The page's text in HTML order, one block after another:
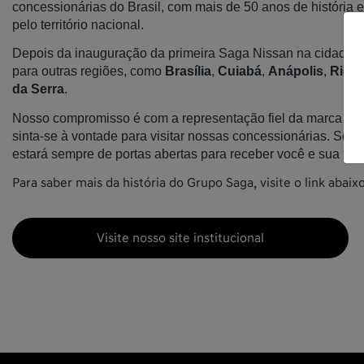
concessionárias do Brasil, com mais de 50 anos de história
pelo território nacional.
Depois da inauguração da primeira Saga Nissan na cidade de
para outras regiões, como Brasília, Cuiabá, Anápolis, Rio
da Serra.
Nosso compromisso é com a representação fiel da marca e
sinta-se à vontade para visitar nossas concessionárias.
estará sempre de portas abertas para receber você e sua
Para saber mais da história do Grupo Saga, visite o link
Visite nosso site institucional